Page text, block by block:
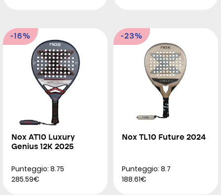
-16%
Nox AT10 Luxury
Genius 12K 2025
Punteggio: 8.75
285.59€
-23%
Nox TL10 Future 2024
Punteggio: 8.7
188.61€